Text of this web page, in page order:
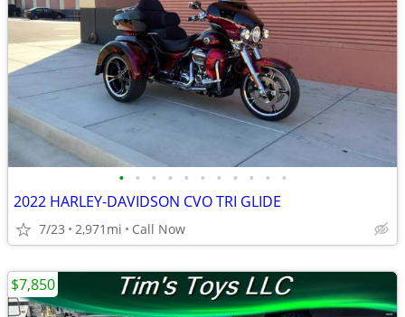
• • • • • • • • • • •
2022 HARLEY-DAVIDSON CVO TRI GLIDE
7/23 2,971mi Call Now
$7,850